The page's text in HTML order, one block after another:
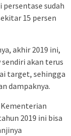
sudah
15 persen
akhir 2019 ini,
akan terus
target, sehingga
dampaknya.
2019 ini bisa